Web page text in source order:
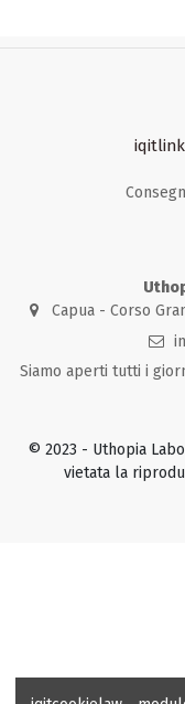
Capua - Corso
Siamo aperti tutti i
© 2023 - Uthopia
vietata la